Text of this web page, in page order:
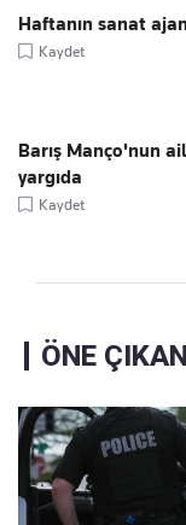
Haftanın sanat
Kaydet
Barış Manço'nun
yargıda
Kaydet
ÖNE